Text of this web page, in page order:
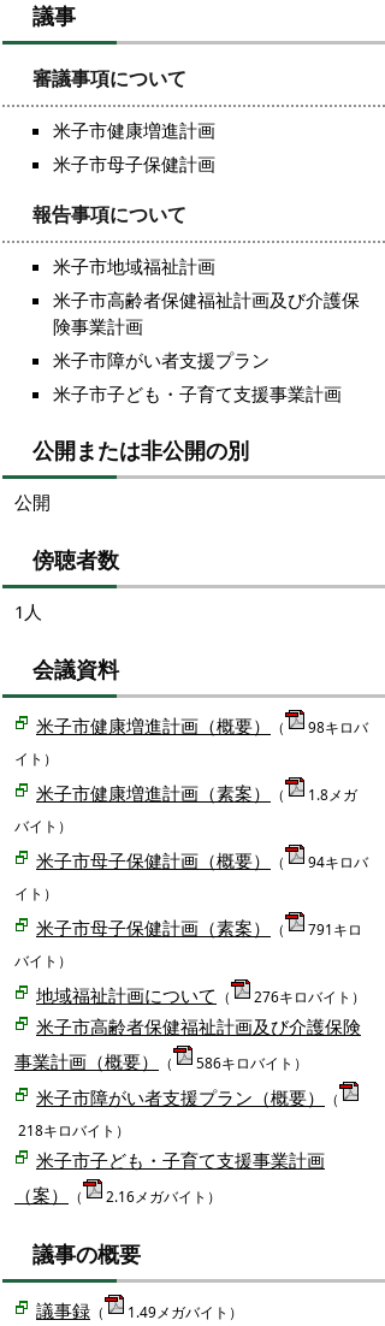
議事
審議事項について
米子市健康増進計画
米子市母子保健計画
報告事項について
米子市地域福祉計画
米子市高齢者保健福祉計画及び介護保
険事業計画
米子市障がい者支援プラン
米子市子ども・子育て支援事業計画
公開または非公開の別
公開
傍聴者数
1人
会議資料
米子市健康増進計画（概要） （
98キロバ
イト）
米子市健康増進計画（素案） （
1.8メガ
バイト）
米子市母子保健計画（概要） （
94キロバ
イト）
米子市母子保健計画（素案） （
791キロ
バイト）
地域福祉計画について （ 276キロバイト）
米子市高齢者保健福祉計画及び介護保険
事業計画（概要）
（ 586キロバイト）
米子市障がい者支援プラン（概要）
（
218キロバイト）
米子市子ども・子育て支援事業計画
（案）
（ 2.16メガバイト）
議事の概要
議事録 （ 1.49メガバイト）